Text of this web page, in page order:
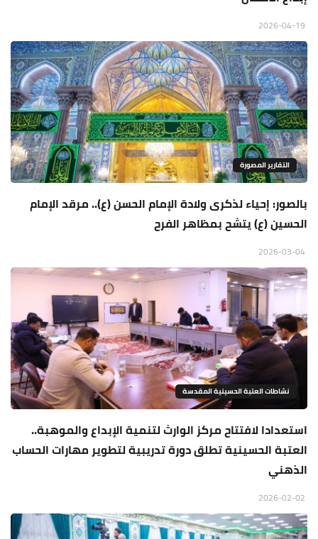
التقارير المصورة
بالصور: إحياء لذكرى ولادة الإمام الحسن (ع).. مرقد الإمام
الحسين (ع) يتشح بمظاهر الفرح
نشاطات العتبة الحسينية المقدسة
استعدادا لافتتاح مركز الوارث لتنمية الإبداع والموهبة..
العتبة الحسينية تطلق دورة تدريبية لتطوير مهارات الحساب
الذهني